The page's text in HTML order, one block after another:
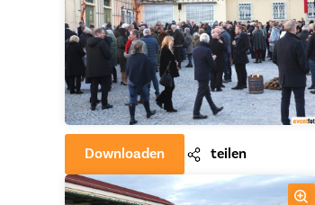
Downloaden teilen